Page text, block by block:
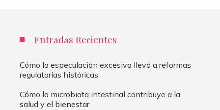
Entradas Recientes
Cómo la especulación excesiva llevó a reformas
regulatorias históricas
Cómo la microbiota intestinal contribuye a la
salud y el bienestar